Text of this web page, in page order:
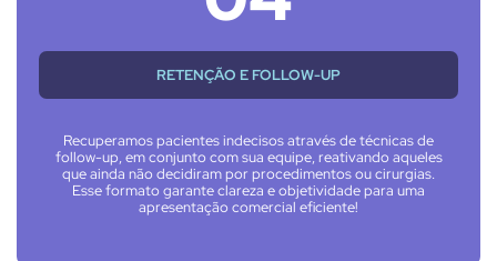
RETENÇÃO E FOLLOW-UP
Recuperamos pacientes indecisos através de técnicas de
follow-up, em conjunto com sua equipe, reativando aqueles
que ainda não decidiram por procedimentos ou cirurgias.
Esse formato garante clareza e objetividade para uma
apresentação comercial eficiente!